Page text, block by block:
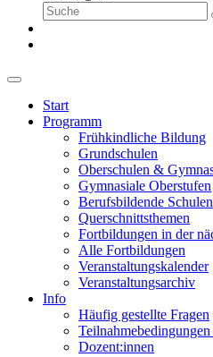
Start
Programm
Frühkindliche Bildung
Grundschulen
Oberschulen &
Gymnasiale Oberstufen
Berufsbildende Schulen
Querschnittsthemen
Fortbildungen in der
Alle Fortbildungen
Veranstaltungskalender
Veranstaltungsarchiv
Info
Häufig gestellte Fragen
Dozent:innen